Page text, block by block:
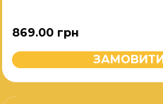
869.00 грн
ЗАМОВИТИ